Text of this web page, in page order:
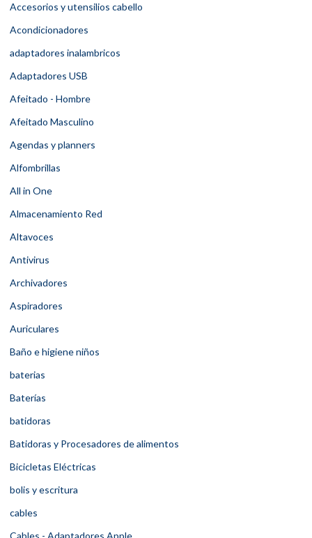
Accesorios y utensilios cabello
Acondicionadores
adaptadores inalambricos
Adaptadores USB
Afeitado - Hombre
Afeitado Masculino
Agendas y planners
Alfombrillas
All in One
Almacenamiento Red
Altavoces
Antivirus
Archivadores
Aspiradores
Auriculares
Baño e higiene niños
baterias
Baterías
batidoras
Batidoras y Procesadores de alimentos
Bicicletas Eléctricas
bolis y escritura
cables
Cables - Adaptadores Apple